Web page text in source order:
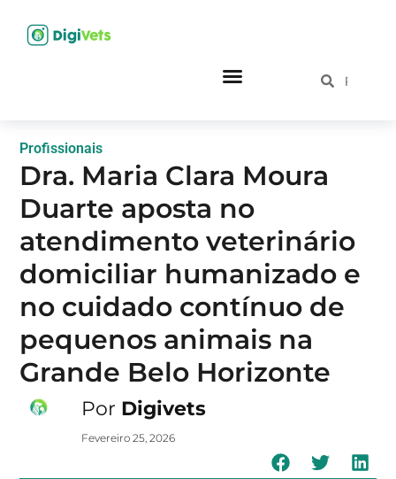
Profissionais
Dra. Maria Clara Moura
Duarte aposta no
atendimento veterinário
domiciliar humanizado e
no cuidado contínuo de
pequenos animais na
Grande Belo Horizonte
Por Digivets
Fevereiro 25, 2026